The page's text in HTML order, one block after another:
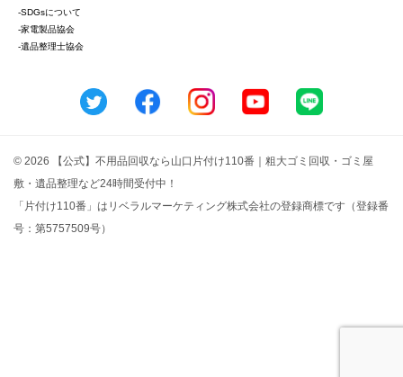
-SDGsについて
-家電製品協会
-遺品整理士協会
© 2026 【公式】不用品回収なら山口片付け110番｜粗大ゴミ回収・ゴミ屋
敷・遺品整理など24時間受付中！
「片付け110番」はリベラルマーケティング株式会社の登録商標です（登録番
号：第5757509号）